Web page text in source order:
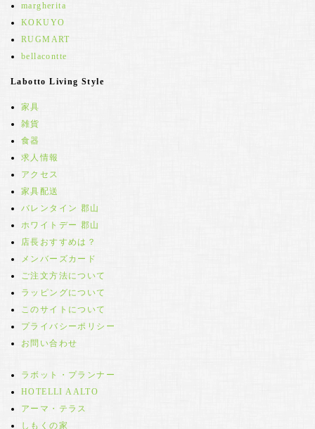
margherita
KOKUYO
RUGMART
bellacontte
Labotto Living Style
家具
雑貨
食器
求人情報
アクセス
家具配送
バレンタイン 郡山
ホワイトデー 郡山
店長おすすめは？
メンバーズカード
ご注文方法について
ラッピングについて
このサイトについて
プライバシーポリシー
お問い合わせ
ラボット・プランナー
HOTELLI AALTO
アーマ・テラス
しもくの家